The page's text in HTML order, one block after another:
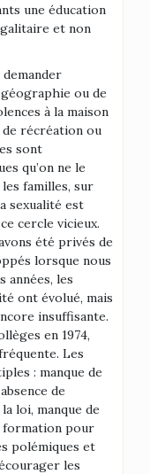
une éducation
et non
ou de
à la maison
de récréation ou
sont
qu’on ne le
familles, sur
sexualité est
cercle vicieux.
été privés de
lorsque nous
années, les
ont évolué, mais
insuffisante.
en 1974,
Les
: manque de
de
loi, manque de
formation pour
polémiques et
les